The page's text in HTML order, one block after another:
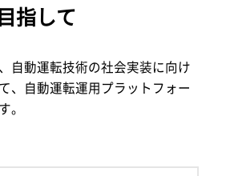
指して
自動運転技術の社会実装に向け
、自動運転運用プラットフォー
。